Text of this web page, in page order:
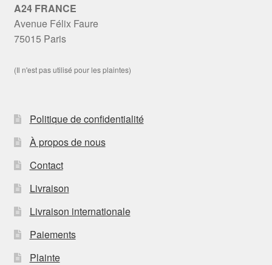
A24 FRANCE
Avenue Félix Faure
75015 Paris
(Il n'est pas utilisé pour les plaintes)
Politique de confidentialité
À propos de nous
Contact
Livraison
Livraison internationale
Paiements
Plainte